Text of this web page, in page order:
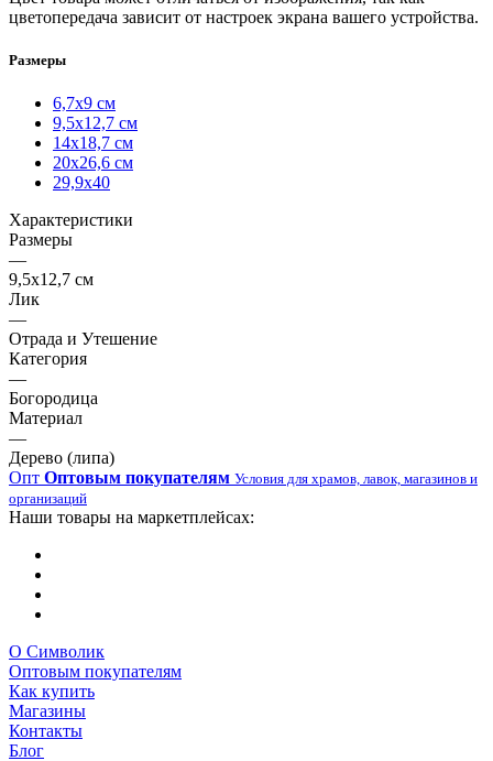
цветопередача зависит от настроек экрана вашего устройства.
Размеры
6,7х9 см
9,5х12,7 см
14х18,7 см
20х26,6 см
29,9х40
Характеристики
Размеры
—
9,5х12,7 см
Лик
—
Отрада и Утешение
Категория
—
Богородица
Материал
—
Дерево (липа)
Опт Оптовым покупателям Условия для храмов, лавок, магазинов и
организаций
Наши товары на маркетплейсах:
О Символик
Оптовым покупателям
Как купить
Магазины
Контакты
Блог